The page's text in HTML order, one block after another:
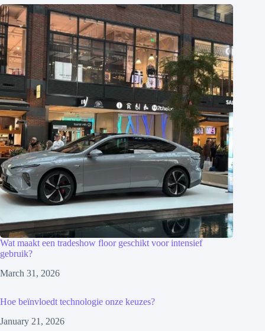
Wat maakt een tradeshow floor geschikt voor intensief
gebruik?
March 31, 2026
Hoe beïnvloedt technologie onze keuzes?
January 21, 2026